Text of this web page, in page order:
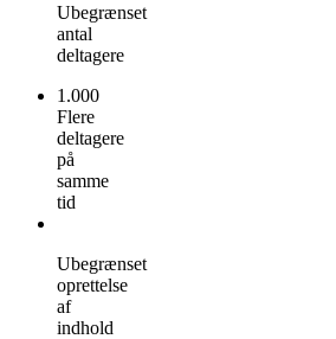
Ubegrænset
antal
deltagere
1.000
Flere
deltagere
på
samme
tid
Ubegrænset
oprettelse
af
indhold